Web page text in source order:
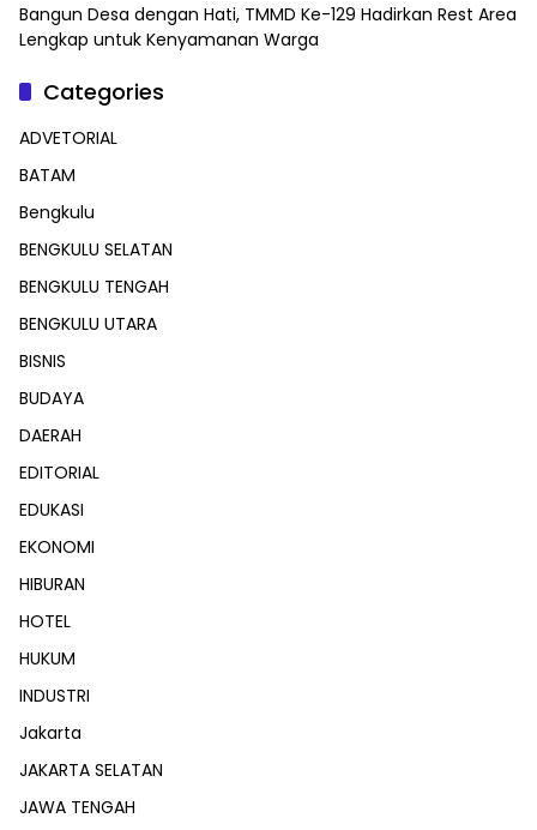
Bangun Desa dengan Hati, TMMD Ke-129 Hadirkan Rest Area
Lengkap untuk Kenyamanan Warga
Categories
ADVETORIAL
BATAM
Bengkulu
BENGKULU SELATAN
BENGKULU TENGAH
BENGKULU UTARA
BISNIS
BUDAYA
DAERAH
EDITORIAL
EDUKASI
EKONOMI
HIBURAN
HOTEL
HUKUM
INDUSTRI
Jakarta
JAKARTA SELATAN
JAWA TENGAH